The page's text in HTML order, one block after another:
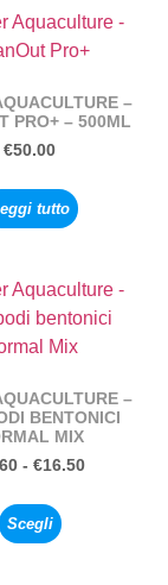
–
PRO+ – 500ML
€50.00
tutto
–
BENTONICI
MIX
- €16.50
Scegli